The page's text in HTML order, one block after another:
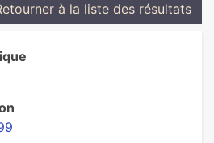
à la liste des résultats